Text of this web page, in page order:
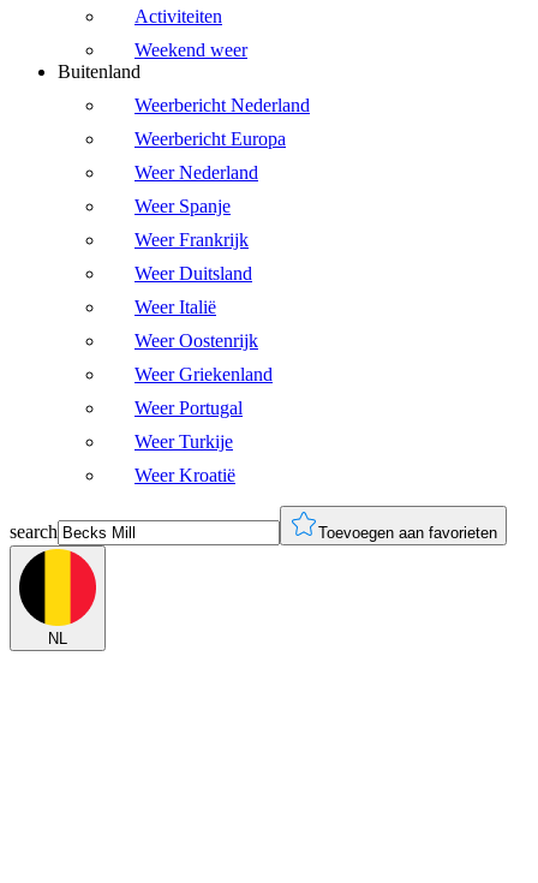
Activiteiten
Weekend weer
Buitenland
Weerbericht Nederland
Weerbericht Europa
Weer Nederland
Weer Spanje
Weer Frankrijk
Weer Duitsland
Weer Italië
Weer Oostenrijk
Weer Griekenland
Weer Portugal
Weer Turkije
Weer Kroatië
search Toevoegen aan favorieten
NL